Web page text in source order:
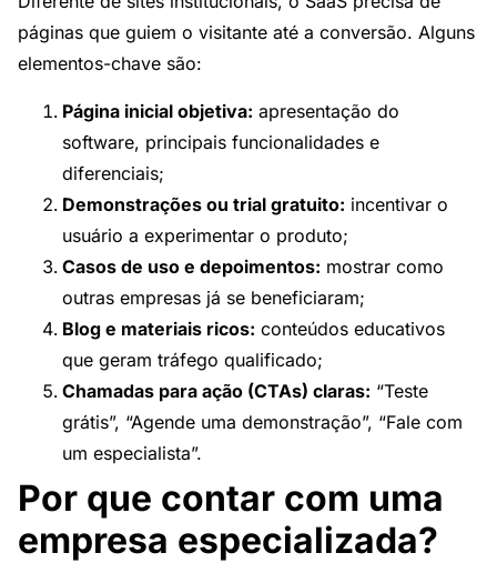
páginas que guiem o visitante até a conversão. Alguns
elementos-chave são:
Página inicial objetiva: apresentação do
software, principais funcionalidades e
diferenciais;
Demonstrações ou trial gratuito: incentivar o
usuário a experimentar o produto;
Casos de uso e depoimentos: mostrar como
outras empresas já se beneficiaram;
Blog e materiais ricos: conteúdos educativos
que geram tráfego qualificado;
Chamadas para ação (CTAs) claras: “Teste
grátis”, “Agende uma demonstração”, “Fale com
um especialista”.
Por que contar com uma
empresa especializada?